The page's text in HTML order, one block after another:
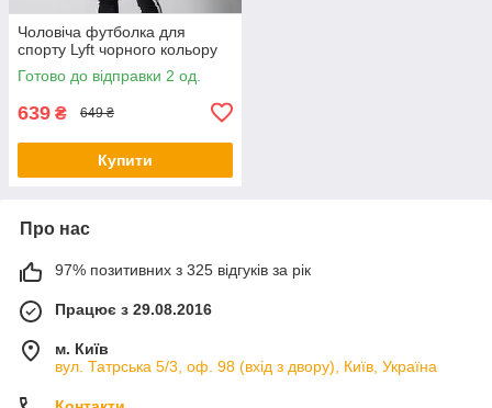
Чоловіча футболка для
спорту Lyft чорного кольору
Готово до відправки 2 од.
639 ₴ 649 ₴
Купити
Про нас
97% позитивних з 325 відгуків за рік
Працює з 29.08.2016
м. Київ
вул. Татрська 5/3, оф. 98 (вхід з двору), Київ, Україна